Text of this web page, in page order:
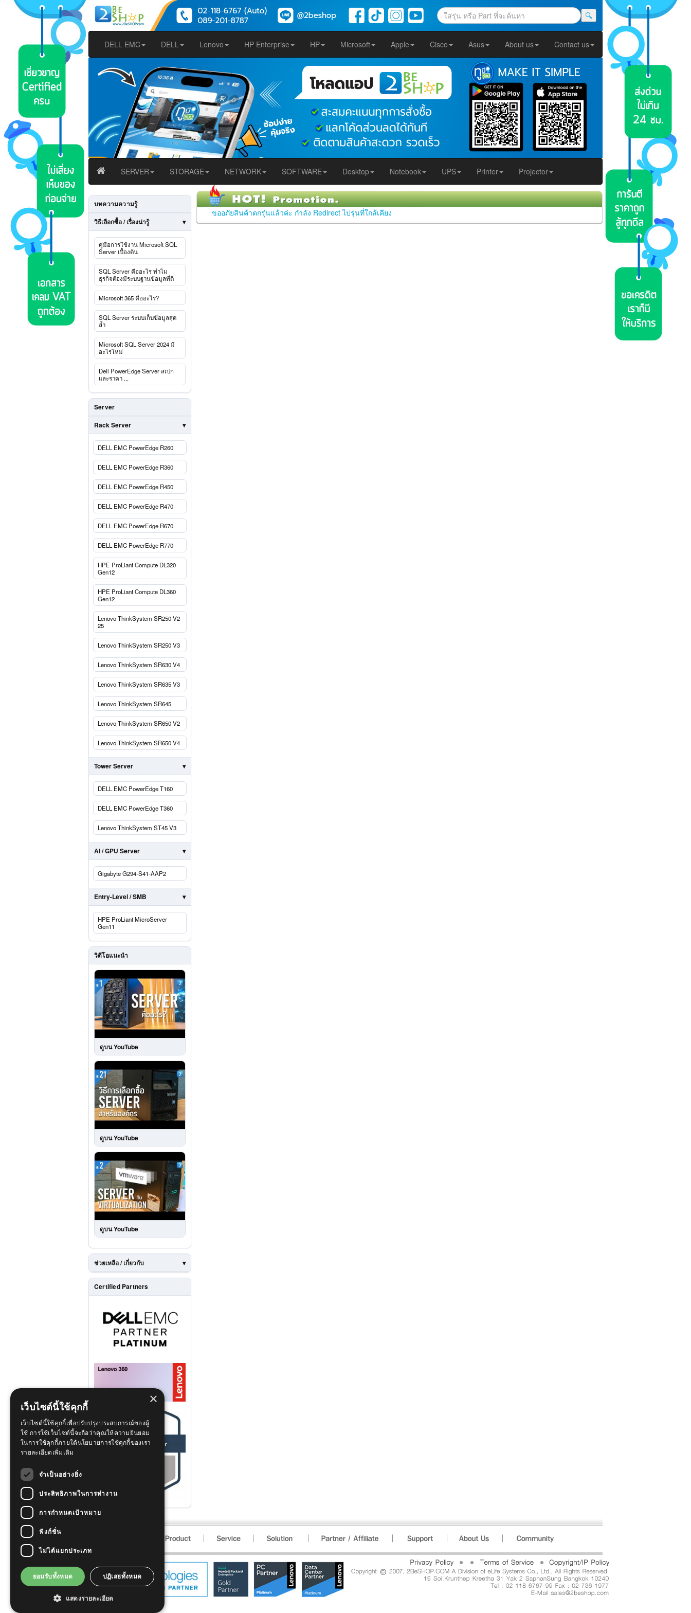
🔍
DELL EMC DELL Lenovo HP Enterprise HP Microsoft Apple Cisco Asus About us Contact us
SERVER STORAGE NETWORK SOFTWARE Desktop Notebook UPS Printer Projector
บทความความรู้
วิธีเลือกซื้อ / เรื่องน่ารู้
คู่มือการใช้งาน Microsoft SQL
Server เบื้องต้น
SQL Server คืออะไร ทำไม
ธุรกิจต้องมีระบบฐานข้อมูลที่ดี
Microsoft 365 คืออะไร?
SQL Server ระบบเก็บข้อมูลสุด
ล้ำ
Microsoft SQL Server 2024 มี
อะไรใหม่
Dell PowerEdge Server สเปก
และราคา ...
Server
Rack Server
DELL EMC PowerEdge R260
DELL EMC PowerEdge R360
DELL EMC PowerEdge R450
DELL EMC PowerEdge R470
DELL EMC PowerEdge R670
DELL EMC PowerEdge R770
HPE ProLiant Compute DL320
Gen12
HPE ProLiant Compute DL360
Gen12
Lenovo ThinkSystem SR250 V2-
25
Lenovo ThinkSystem SR250 V3
Lenovo ThinkSystem SR630 V4
Lenovo ThinkSystem SR635 V3
Lenovo ThinkSystem SR645
Lenovo ThinkSystem SR650 V2
Lenovo ThinkSystem SR650 V4
Tower Server
DELL EMC PowerEdge T160
DELL EMC PowerEdge T360
Lenovo ThinkSystem ST45 V3
AI / GPU Server
Gigabyte G294-S41-AAP2
Entry-Level / SMB
HPE ProLiant MicroServer
Gen11
วิดีโอแนะนำ
ดูบน YouTube
ดูบน YouTube
ดูบน YouTube
ช่วยเหลือ / เกี่ยวกับ
Certified Partners
ขออภัยสินค้าตกรุ่นแล้วค่ะ กำลัง Redirect ไปรุ่นที่ใกล้เคียง
×
เว็บไซต์นี้ใช้คุกกี้
เว็บไซต์นี้ใช้คุกกี้เพื่อปรับปรุงประสบการณ์ของผู้
ใช้ การใช้เว็บไซต์นี้จะถือว่าคุณให้ความยินยอม
ในการใช้คุกกี้ภายใต้นโยบายการใช้คุกกี้ของเรา
รายละเอียดเพิ่มเติม
จำเป็นอย่างยิ่ง
ประสิทธิภาพในการทำงาน
การกำหนดเป้าหมาย
ฟังก์ชั่น
ไม่ได้แยกประเภท
ยอมรับทั้งหมด ปฏิเสธทั้งหมด
แสดงรายละเอียด